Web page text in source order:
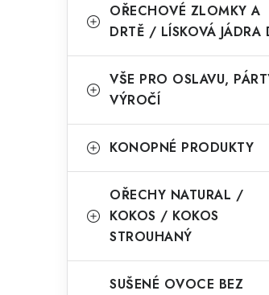
OŘECHOVÉ ZLOMKY A
DRTĚ / LÍSKOVÁ JÁDRA
VŠE PRO OSLAVU,
VÝROČÍ
KONOPNÉ PRODUKTY
OŘECHY NATURAL /
KOKOS / KOKOS
STROUHANÝ
SUŠENÉ OVOCE BEZ